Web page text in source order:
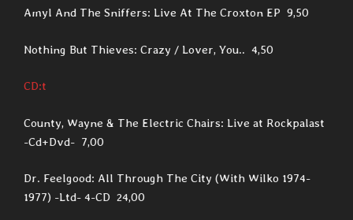
Amyl And The Sniffers: Live At The Croxton EP 9,50
Nothing But Thieves: Crazy / Lover, You.. 4,50
CD:t
County, Wayne & The Electric Chairs: Live at Rockpalast
-Cd+Dvd- 7,00
Dr. Feelgood: All Through The City (With Wilko 1974-
1977) -Ltd- 4-CD 24,00